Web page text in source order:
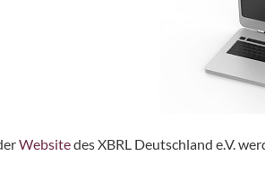
Websitedes XBRL Deutschland e.V.